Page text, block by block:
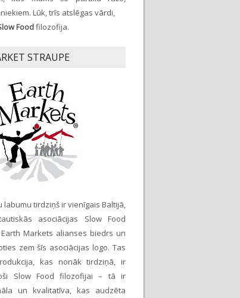
Lūk, trīs atslēgas vārdi,
Foodfilozofija.
STRAUPE
labumu tirdziņš ir vienīgais Baltijā,
asociācijas Slow Food
Markets alianses biedrs un
zem šīs asociācijas logo. Tas
kas nonāk tirdziņā, ir
Slow Food filozofijai – tā ir
un kvalitatīva, kas audzēta